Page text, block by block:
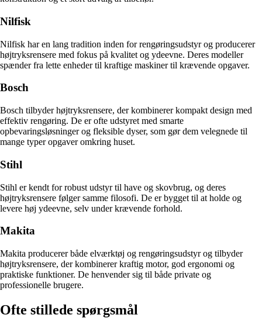
Nilfisk
Nilfisk har en lang tradition inden for rengøringsudstyr og producerer
højtryksrensere med fokus på kvalitet og ydeevne. Deres modeller
spænder fra lette enheder til kraftige maskiner til krævende opgaver.
Bosch
Bosch tilbyder højtryksrensere, der kombinerer kompakt design med
effektiv rengøring. De er ofte udstyret med smarte
opbevaringsløsninger og fleksible dyser, som gør dem velegnede til
mange typer opgaver omkring huset.
Stihl
Stihl er kendt for robust udstyr til have og skovbrug, og deres
højtryksrensere følger samme filosofi. De er bygget til at holde og
levere høj ydeevne, selv under krævende forhold.
Makita
Makita producerer både elværktøj og rengøringsudstyr og tilbyder
højtryksrensere, der kombinerer kraftig motor, god ergonomi og
praktiske funktioner. De henvender sig til både private og
professionelle brugere.
Ofte stillede spørgsmål